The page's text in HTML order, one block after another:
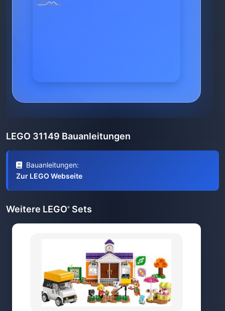
LEGO 31149 Bauanleitungen
Bauanleitungen:
Zur LEGO Webseite
Weitere LEGO® Sets